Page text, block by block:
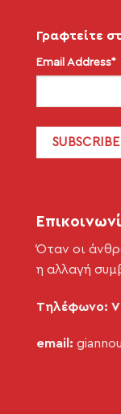
Γραφτείτε
Email Address*
Όταν οι
η αλλαγή
Τηλέφωνο:
email: